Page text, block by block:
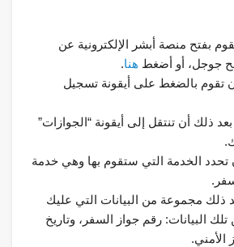
بفتح منصة أبشر الإلكترونية عن
جوجل، أو أضغط هنا.
تقوم بالضغط على أيقونة تسجيل
ذلك أن تنتقل إلى أيقونة “الجوازات”
تحدد الخدمة التي ستقوم بها وهي خدمة
ذلك مجموعة من البيانات التي عليك
تلك البيانات: رقم جواز السفر، وتاريخ
الأمني.